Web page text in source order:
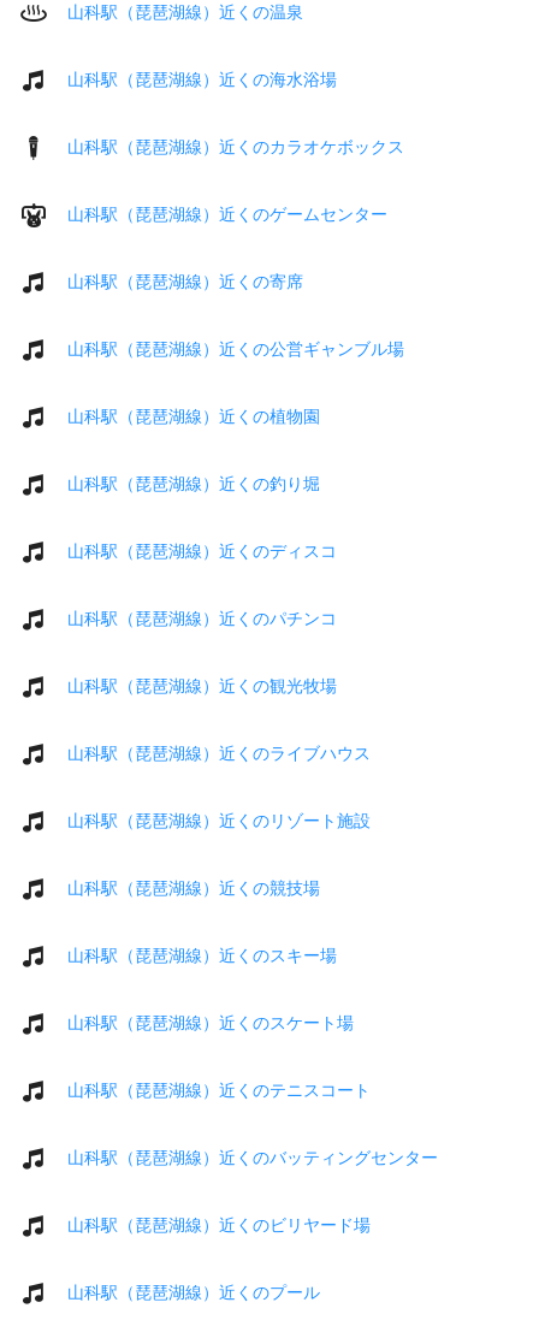
山科駅（琵琶湖線）近くの温泉
山科駅（琵琶湖線）近くの海水浴場
山科駅（琵琶湖線）近くのカラオケボックス
山科駅（琵琶湖線）近くのゲームセンター
山科駅（琵琶湖線）近くの寄席
山科駅（琵琶湖線）近くの公営ギャンブル場
山科駅（琵琶湖線）近くの植物園
山科駅（琵琶湖線）近くの釣り堀
山科駅（琵琶湖線）近くのディスコ
山科駅（琵琶湖線）近くのパチンコ
山科駅（琵琶湖線）近くの観光牧場
山科駅（琵琶湖線）近くのライブハウス
山科駅（琵琶湖線）近くのリゾート施設
山科駅（琵琶湖線）近くの競技場
山科駅（琵琶湖線）近くのスキー場
山科駅（琵琶湖線）近くのスケート場
山科駅（琵琶湖線）近くのテニスコート
山科駅（琵琶湖線）近くのバッティングセンター
山科駅（琵琶湖線）近くのビリヤード場
山科駅（琵琶湖線）近くのプール